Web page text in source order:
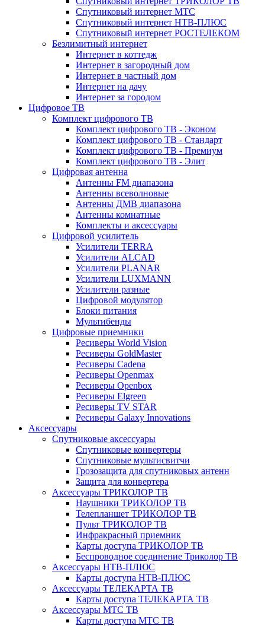
Спутниковый интернет МТС
Спутниковый интернет НТВ-ПЛЮС
Спутниковый интернет РОСТЕЛЕКОМ
Безлимитный интернет
Интернет в коттедж
Интернет в загородный дом
Интернет в частный дом
Интернет на дачу
Интернет за городом
Цифровое ТВ
Комплект цифрового ТВ
Комплект цифрового ТВ - Эконом
Комплект цифрового ТВ - Стандарт
Комплект цифрового ТВ - Премиум
Комплект цифрового ТВ - Элит
Цифровая антенна
Антенны FM диапазона
Антенны всеволновые
Антенны ДМВ диапазона
Антенны комнатные
Комплекты и аксессуары
Цифровой усилитель
Усилители TERRA
Усилители ALCAD
Усилители PLANAR
Усилители LUXMANN
Усилители разные
Цифровой модулятор
Блоки питания
Мультибенды
Цифровые приемники
Ресиверы World Vision
Ресиверы GoldMaster
Ресиверы Cadena
Ресиверы Openmax
Ресиверы Openbox
Ресиверы Elgreen
Ресиверы TV STAR
Ресиверы Galaxy Innovations
Аксессуары
Спутниковые аксессуары
Спутниковые конвертеры
Спутниковые мультисвитчи
Грозозащита для спутниковых антенн
Защита для конвертера
Аксессуары ТРИКОЛОР ТВ
Наушники ТРИКОЛОР ТВ
Телепланшет ТРИКОЛОР ТВ
Пульт ТРИКОЛОР ТВ
Инфракрасный приемник
Карты доступа ТРИКОЛОР ТВ
Беспроводное соединение Триколор ТВ
Аксессуары НТВ-ПЛЮС
Карты доступа НТВ-ПЛЮС
Аксессуары ТЕЛЕКАРТА ТВ
Карты доступа ТЕЛЕКАРТА ТВ
Аксессуары МТС ТВ
Карты доступа МТС ТВ